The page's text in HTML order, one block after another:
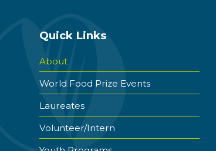
Quick Links
About
World Food Prize Events
Laureates
Volunteer/Intern